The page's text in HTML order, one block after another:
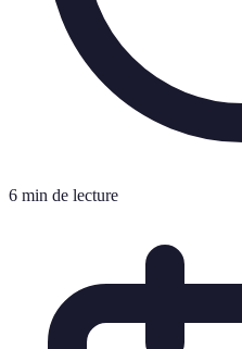
6 min de lecture